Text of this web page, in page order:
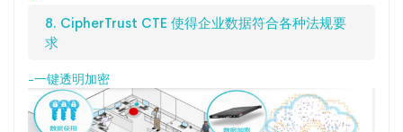
8. CipherTrust CTE 使得企业数据符合各种法规要
求
-一键透明加密